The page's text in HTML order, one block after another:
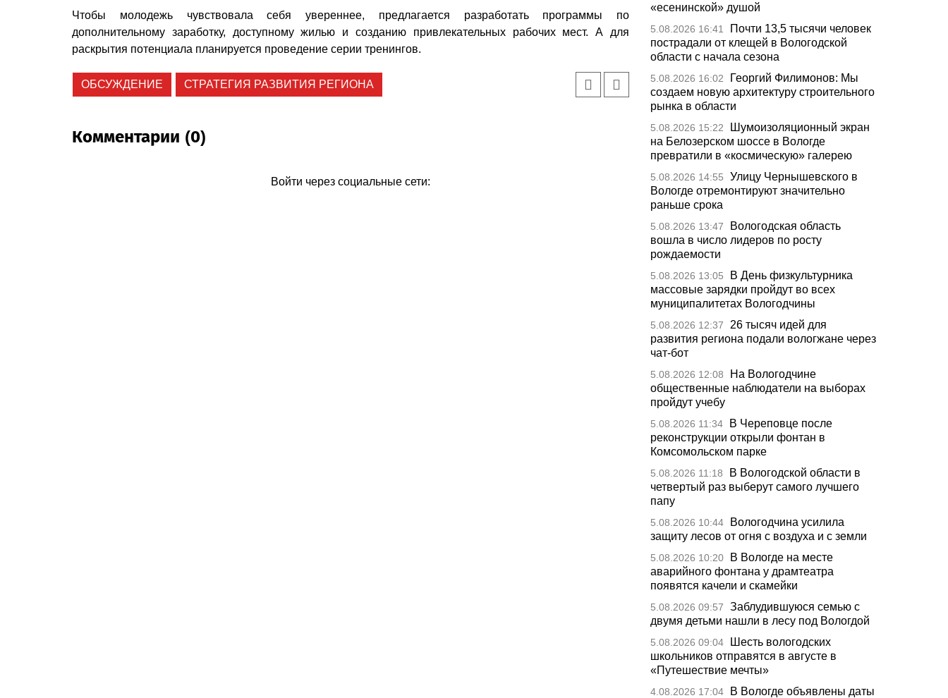
Чтобы молодежь чувствовала себя увереннее, предлагается разработать программы по
дополнительному заработку, доступному жилью и созданию привлекательных рабочих мест. А для
раскрытия потенциала планируется проведение серии тренингов.
ОБСУЖДЕНИЕ СТРАТЕГИЯ РАЗВИТИЯ РЕГИОНА
Комментарии (0)
Войти через социальные сети:
«есенинской» душой
5.08.2026 16:41
Почти 13,5 тысячи человек
пострадали от клещей в Вологодской
области с начала сезона
5.08.2026 16:02
Георгий Филимонов: Мы
создаем новую архитектуру строительного
рынка в области
5.08.2026 15:22
Шумоизоляционный экран
на Белозерском шоссе в Вологде
превратили в «космическую» галерею
5.08.2026 14:55
Улицу Чернышевского в
Вологде отремонтируют значительно
раньше срока
5.08.2026 13:47
Вологодская область
вошла в число лидеров по росту
рождаемости
5.08.2026 13:05
В День физкультурника
массовые зарядки пройдут во всех
муниципалитетах Вологодчины
5.08.2026 12:37
26 тысяч идей для
развития региона подали вологжане через
чат-бот
5.08.2026 12:08
На Вологодчине
общественные наблюдатели на выборах
пройдут учебу
5.08.2026 11:34
В Череповце после
реконструкции открыли фонтан в
Комсомольском парке
5.08.2026 11:18
В Вологодской области в
четвертый раз выберут самого лучшего
папу
5.08.2026 10:44
Вологодчина усилила
защиту лесов от огня с воздуха и с земли
5.08.2026 10:20
В Вологде на месте
аварийного фонтана у драмтеатра
появятся качели и скамейки
5.08.2026 09:57
Заблудившуюся семью с
двумя детьми нашли в лесу под Вологдой
5.08.2026 09:04
Шесть вологодских
школьников отправятся в августе в
«Путешествие мечты»
4.08.2026 17:04
В Вологде объявлены даты